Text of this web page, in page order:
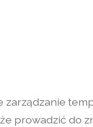
prowadzić do